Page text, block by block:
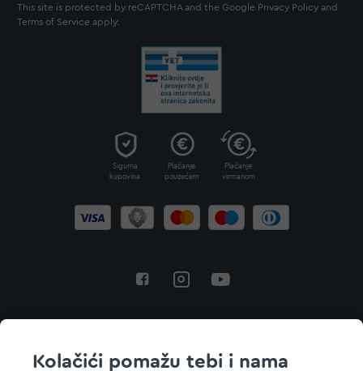
Kolačići pomažu tebi i nama
This site is protected by reCAPTCHA and the Google Privacy Policy and
Terms of Service apply.
Sigurna
kupovina
Plaćanje
pouzećem
Plaćanje
virmanom